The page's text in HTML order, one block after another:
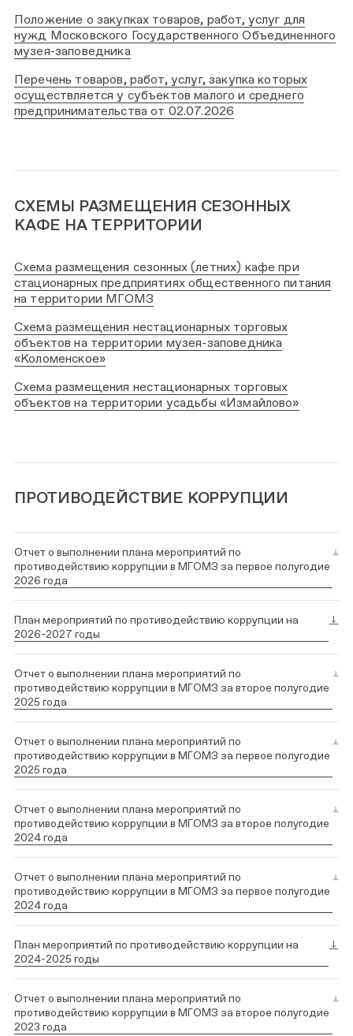
Положение о закупках товаров, работ, услуг для
нужд Московского Государственного Объединенного
музея-заповедника
Перечень товаров, работ, услуг, закупка которых
осуществляется у субъектов малого и среднего
предпринимательства от 02.07.2026
СХЕМЫ РАЗМЕЩЕНИЯ СЕЗОННЫХ
КАФЕ НА ТЕРРИТОРИИ
Схема размещения сезонных (летних) кафе при
стационарных предприятиях общественного питания
на территории МГОМЗ
Схема размещения нестационарных торговых
объектов на территории музея-заповедника
«Коломенское»
Схема размещения нестационарных торговых
объектов на территории усадьбы «Измайлово»
ПРОТИВОДЕЙСТВИЕ КОРРУПЦИИ
Отчет о выполнении плана мероприятий по
противодействию коррупции в МГОМЗ за первое полугодие
2026 года
План мероприятий по противодействию коррупции на
2026-2027 годы
Отчет о выполнении плана мероприятий по
противодействию коррупции в МГОМЗ за второе полугодие
2025 года
Отчет о выполнении плана мероприятий по
противодействию коррупции в МГОМЗ за первое полугодие
2025 года
Отчет о выполнении плана мероприятий по
противодействию коррупции в МГОМЗ за второе полугодие
2024 года
Отчет о выполнении плана мероприятий по
противодействию коррупции в МГОМЗ за первое полугодие
2024 года
План мероприятий по противодействию коррупции на
2024-2025 годы
Отчет о выполнении плана мероприятий по
противодействию коррупции в МГОМЗ за второе полугодие
2023 года